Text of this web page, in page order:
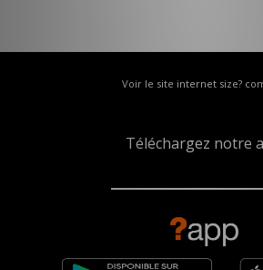
Voir le site internet size?
Téléchargez notre